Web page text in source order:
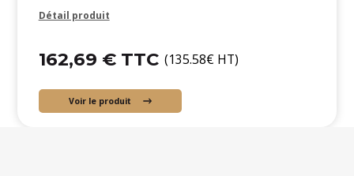
Détail produit
162,69 € TTC (135.58€ HT)
Voir le produit